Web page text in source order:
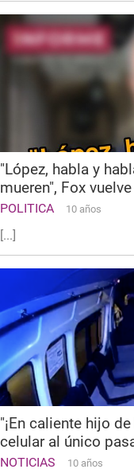
"López, habla y
mueren", Fox
POLITICA 10 años
[...]
"¡En caliente hijo
celular al único
NOTICIAS 10 años